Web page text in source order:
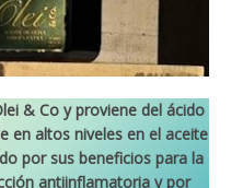
& Co y proviene del ácido
en altos niveles en el aceite
por sus beneficios para la
antiinflamatoria y por